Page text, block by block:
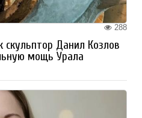
288
скульптор Данил Козлов
мощь Урала